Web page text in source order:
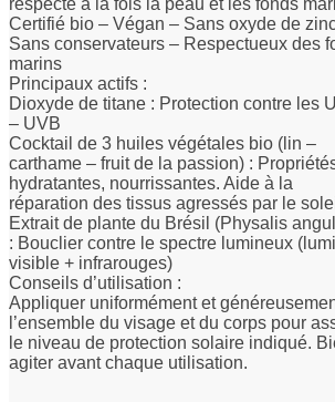
respecte à la fois la peau et les fonds
Certifié bio – Végan – Sans oxyde de
Sans conservateurs – Respectueux des
marins
Principaux actifs :
Dioxyde de titane : Protection contre les
– UVB
Cocktail de 3 huiles végétales bio (lin –
carthame – fruit de la passion) :
hydratantes, nourrissantes. Aide à la
réparation des tissus agressés par le
Extrait de plante du Brésil (Physalis
: Bouclier contre le spectre lumineux
visible + infrarouges)
Conseils d’utilisation :
Appliquer uniformément et
l’ensemble du visage et du corps pour
le niveau de protection solaire indiqué.
agiter avant chaque utilisation.